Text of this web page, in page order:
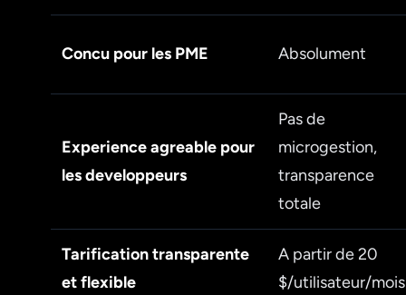
Concu pour les PME Absolument
Experience agreable pour
les developpeurs
Pas de
microgestion,
transparence
totale
Tarification transparente
et flexible
A partir de 20
$/utilisateur/mois